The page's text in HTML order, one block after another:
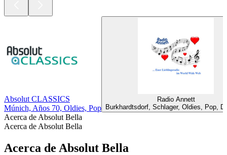
Absolut CLASSICS
Múnich, Años 70, Oldies, Pop
Radio Annett
Burkhardtsdorf, Schlager, Oldies, Pop,
Acerca de Absolut Bella
Acerca de Absolut Bella
Acerca de Absolut Bella